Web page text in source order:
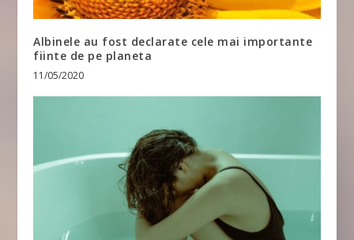
Albinele au fost declarate cele mai importante
fiinte de pe planeta
11/05/2020